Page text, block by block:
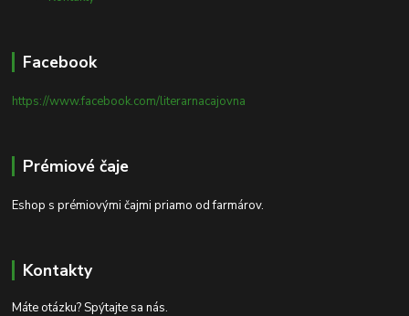
Facebook
https://www.facebook.com/literarnacajovna
Prémiové čaje
Eshop s prémiovými čajmi priamo od farmárov.
Kontakty
Máte otázku? Spýtajte sa nás.